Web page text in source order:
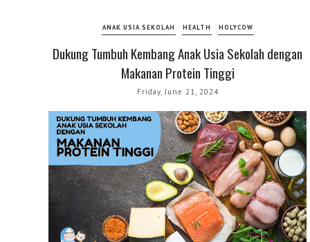
ANAK USIA SEKOLAH HEALTH HOLYCOW
Dukung Tumbuh Kembang Anak Usia Sekolah dengan
Makanan Protein Tinggi
Friday, June 21, 2024